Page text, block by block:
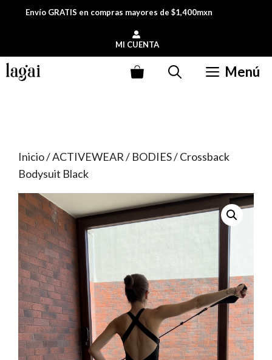
SaltarEnvío GRATIS en compras mayores de $1,400mxn
MI CUENTA
Menú
Inicio/ACTIVEWEAR/ BODIES/ Crossback
Bodysuit Black